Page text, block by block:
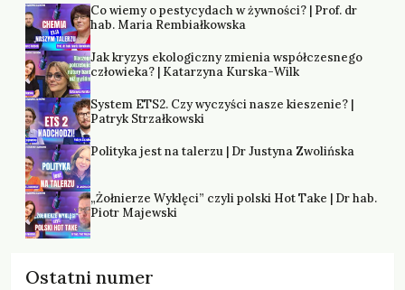
Co wiemy o pestycydach w żywności? | Prof. dr
hab. Maria Rembiałkowska
Jak kryzys ekologiczny zmienia współczesnego
człowieka? | Katarzyna Kurska-Wilk
System ETS2. Czy wyczyści nasze kieszenie? |
Patryk Strzałkowski
Polityka jest na talerzu | Dr Justyna Zwolińska
„Żołnierze Wyklęci” czyli polski Hot Take | Dr hab.
Piotr Majewski
Ostatni numer